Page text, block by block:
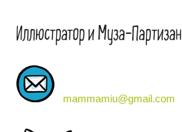
Иллюстратор и Муза-Партизан
mammamiu@gmail.com